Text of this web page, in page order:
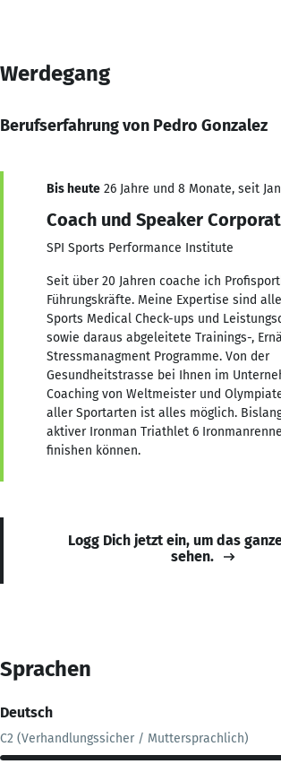
Werdegang
Berufserfahrung von Pedro Gonzalez
Bis heute 26 Jahre und 8 Monate, seit
Coach und Speaker
SPI Sports Performance Institute
Seit über 20 Jahren coache ich
Führungskräfte. Meine Expertise sind
Sports Medical Check-ups und
sowie daraus abgeleitete Trainings-,
Stressmanagment Programme. Von der
Gesundheitstrasse bei Ihnen im
Coaching von Weltmeister und
aller Sportarten ist alles möglich.
aktiver Ironman Triathlet 6
finishen können.
Logg Dich jetzt ein, um das
sehen.
Sprachen
Deutsch
C2 (Verhandlungssicher / Muttersprachlich)